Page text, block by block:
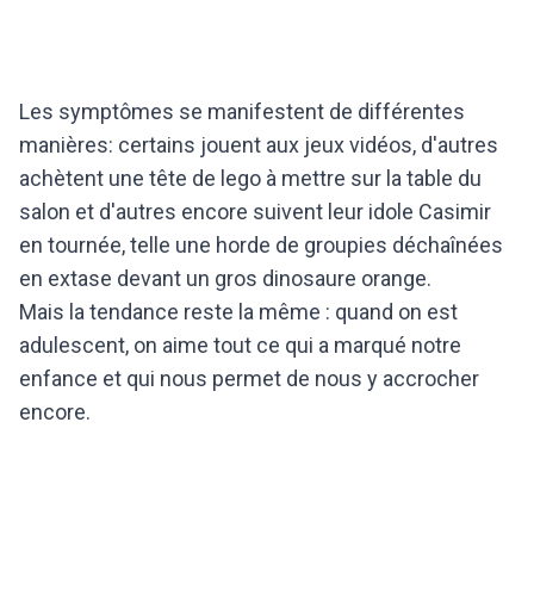
Les symptômes se manifestent de différentes
manières: certains jouent aux jeux vidéos, d'autres
achètent une tête de lego à mettre sur la table du
salon et d'autres encore suivent leur idole Casimir
en tournée, telle une horde de groupies déchaînées
en extase devant un gros dinosaure orange.
Mais la tendance reste la même : quand on est
adulescent, on aime tout ce qui a marqué notre
enfance et qui nous permet de nous y accrocher
encore.